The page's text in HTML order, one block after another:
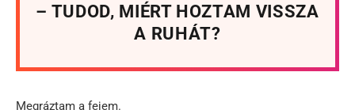
– TUDOD, MIÉRT HOZTAM VISSZA
A RUHÁT?
Megráztam a fejem.